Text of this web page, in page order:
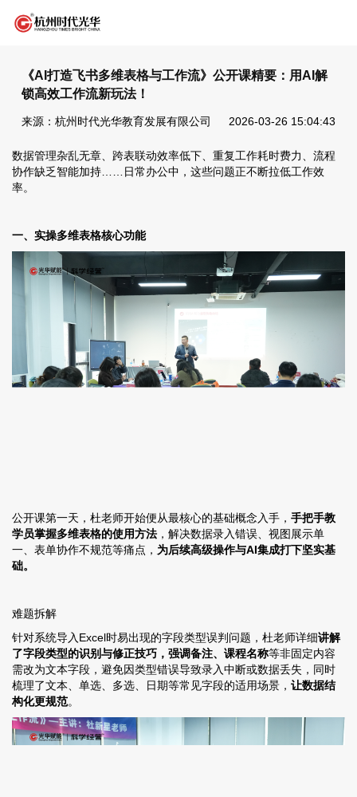
《AI打造飞书多维表格与工作流》公开课精要：用AI解
锁高效工作流新玩法！
来源：杭州时代光华教育发展有限公司 2026-03-26 15:04:43
数据管理杂乱无章、跨表联动效率低下、重复工作耗时费力、流程
协作缺乏智能加持……日常办公中，这些问题正不断拉低工作效
率。
一、实操多维表格核心功能
公开课第一天，杜老师开始便从最核心的基础概念入手， 手把手教
学员掌握多维表格的使用方法 ，解决数据录入错误、视图展示单
一、表单协作不规范等痛点， 为后续高级操作与AI集成打下坚实基
础。
难题拆解
针对系统导入Excel时易出现的字段类型误判问题，杜老师详细讲解
了字段类型的识别与修正技巧，强调备注、课程名称等非固定内容
需改为文本字段，避免因类型错误导致录入中断或数据丢失，同时
梳理了文本、单选、多选、日期等常见字段的适用场景， 让数据结
构化更规范。